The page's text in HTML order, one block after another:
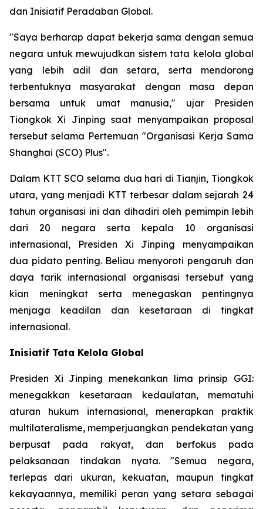
dan Inisiatif Peradaban Global.
"Saya berharap dapat bekerja sama dengan semua
negara untuk mewujudkan sistem tata kelola global
yang lebih adil dan setara, serta mendorong
terbentuknya masyarakat dengan masa depan
bersama untuk umat manusia," ujar Presiden
Tiongkok Xi Jinping saat menyampaikan proposal
tersebut selama Pertemuan "Organisasi Kerja Sama
Shanghai (SCO) Plus".
Dalam KTT SCO selama dua hari di Tianjin, Tiongkok
utara, yang menjadi KTT terbesar dalam sejarah 24
tahun organisasi ini dan dihadiri oleh pemimpin lebih
dari 20 negara serta kepala 10 organisasi
internasional, Presiden Xi Jinping menyampaikan
dua pidato penting. Beliau menyoroti pengaruh dan
daya tarik internasional organisasi tersebut yang
kian meningkat serta menegaskan pentingnya
menjaga keadilan dan kesetaraan di tingkat
internasional.
Inisiatif Tata Kelola Global
Presiden Xi Jinping menekankan lima prinsip GGI:
menegakkan kesetaraan kedaulatan, mematuhi
aturan hukum internasional, menerapkan praktik
multilateralisme, memperjuangkan pendekatan yang
berpusat pada rakyat, dan berfokus pada
pelaksanaan tindakan nyata. "Semua negara,
terlepas dari ukuran, kekuatan, maupun tingkat
kekayaannya, memiliki peran yang setara sebagai